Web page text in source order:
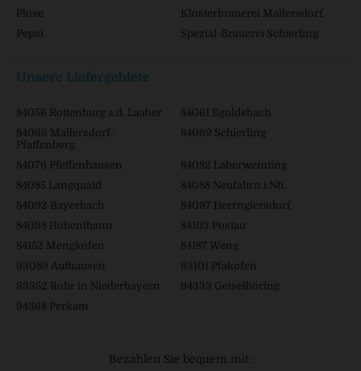
Plose
Klosterbrauerei Mallersdorf
Pepsi
Spezial-Brauerei Schierling
Unsere Liefergebiete
84056 Rottenburg a.d. Laaber
84061 Egoldsbach
84066 Mallersdorf-
Pfaffenberg
84069 Schierling
84076 Pfeffenhausen
84082 Laberweinting
84085 Langquaid
84088 Neufahrn i.Nb.
84092 Bayerbach
84097 Herrngiersdorf
84098 Hohenthann
84103 Postau
84152 Mengkofen
84187 Weng
93089 Aufhausen
93101 Pfakofen
93352 Rohr in Niederbayern
94333 Geiselhöring
94368 Perkam
Bezahlen Sie bequem mit: